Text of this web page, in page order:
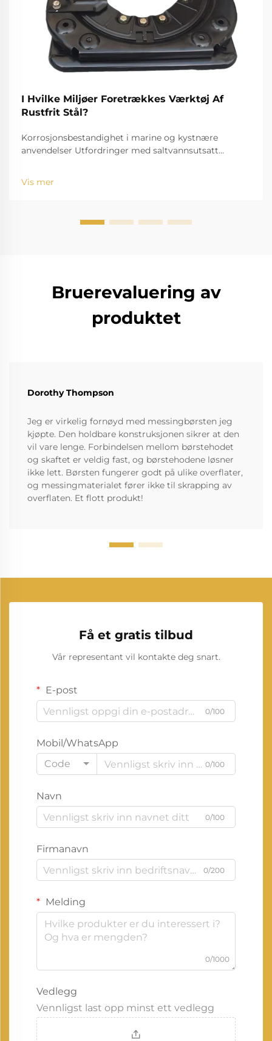
I Hvilke Miljøer Foretrækkes Værktøj Af
Rustfrit Stål?
Korrosjonsbestandighet i marine og kystnære
anvendelser Utfordringer med saltvannsutsatt
eksempel, er velkjent for å bide seg inn og rive ned
standardinstrumenter. Den høye saltholdigheten
Vis mer
Bruerevaluering av
produktet
Dorothy Thompson
Jeg er virkelig fornøyd med messingbørsten jeg
kjøpte. Den holdbare konstruksjonen sikrer at den
vil vare lenge. Forbindelsen mellom børstehodet
og skaftet er veldig fast, og børstehodene løsner
ikke lett. Børsten fungerer godt på ulike overflater,
og messingmaterialet fører ikke til skrapping av
overflaten. Et flott produkt!
Få et gratis tilbud
Vår representant vil kontakte deg snart.
E-post
0/100
Mobil/WhatsApp
Code
0/100
Navn
0/100
Firmanavn
0/200
Melding
0/1000
Vedlegg
Vennligst last opp minst ett vedlegg